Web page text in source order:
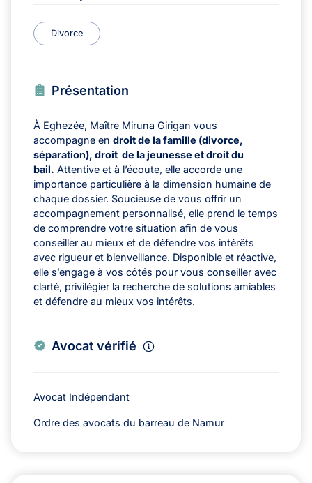
Divorce
Présentation
À Eghezée, Maître Miruna Girigan vous
accompagne en droit de la famille (divorce,
séparation), droit de la jeunesse et droit du
bail. Attentive et à l’écoute, elle accorde une
importance particulière à la dimension humaine de
chaque dossier. Soucieuse de vous offrir un
accompagnement personnalisé, elle prend le temps
de comprendre votre situation afin de vous
conseiller au mieux et de défendre vos intérêts
avec rigueur et bienveillance. Disponible et réactive,
elle s’engage à vos côtés pour vous conseiller avec
clarté, privilégier la recherche de solutions amiables
et défendre au mieux vos intérêts.
Avocat vérifié
Avocat Indépendant
Ordre des avocats du barreau de Namur